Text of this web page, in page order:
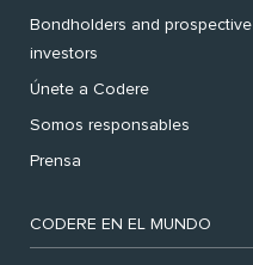
Bondholders and prospective
investors
Únete a Codere
Somos responsables
Prensa
CODERE EN EL MUNDO